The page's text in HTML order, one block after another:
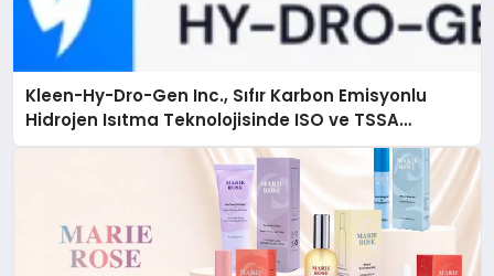
Kleen-Hy-Dro-Gen Inc., Sıfır Karbon Emisyonlu
Hidrojen Isıtma Teknolojisinde ISO ve TSSA
Düzenleyici Onaylarını Aldı